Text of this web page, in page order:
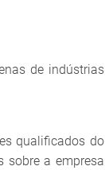
de indústrias
qualificados do
sobre a empresa